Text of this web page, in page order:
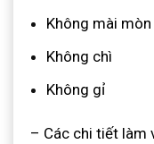
Không mài mòn
Không chì
Không gỉ
– Các chi tiết làm